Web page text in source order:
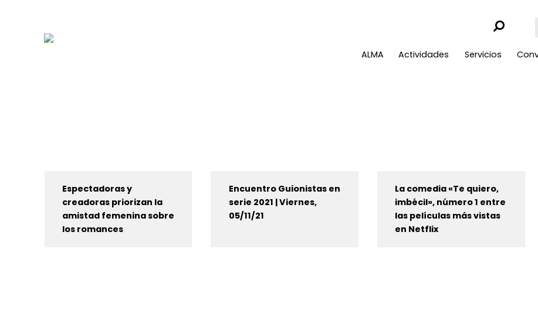
ALMA Actividades Servicios
Espectadoras y
creadoras priorizan la
amistad femenina sobre
los romances
Encuentro Guionistas en
serie 2021 | Viernes,
05/11/21
La comedia «Te quiero,
imbécil», número 1 entre
las películas más vistas
en Netflix